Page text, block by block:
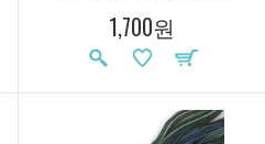
1,700원